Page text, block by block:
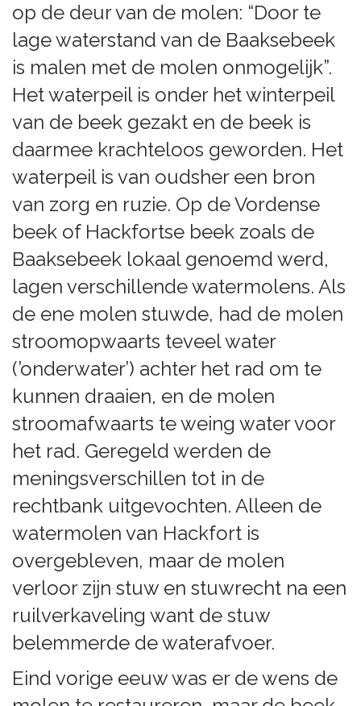
op de deur van de molen: “Door te
lage waterstand van de Baaksebeek
is malen met de molen onmogelijk”.
Het waterpeil is onder het winterpeil
van de beek gezakt en de beek is
daarmee krachteloos geworden. Het
waterpeil is van oudsher een bron
van zorg en ruzie. Op de Vordense
beek of Hackfortse beek zoals de
Baaksebeek lokaal genoemd werd,
lagen verschillende watermolens. Als
de ene molen stuwde, had de molen
stroomopwaarts teveel water
(’onderwater’) achter het rad om te
kunnen draaien, en de molen
stroomafwaarts te weing water voor
het rad. Geregeld werden de
meningsverschillen tot in de
rechtbank uitgevochten. Alleen de
watermolen van Hackfort is
overgebleven, maar de molen
verloor zijn stuw en stuwrecht na een
ruilverkaveling want de stuw
belemmerde de waterafvoer.
Eind vorige eeuw was er de wens de